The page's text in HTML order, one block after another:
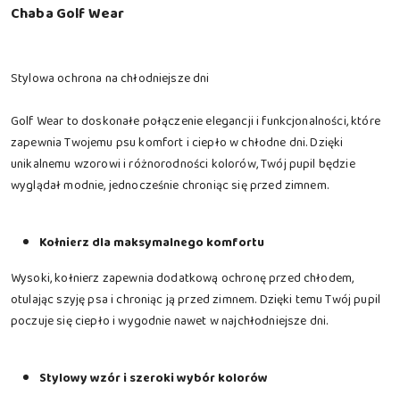
Chaba Golf Wear
Stylowa ochrona na chłodniejsze dni
Golf Wear to doskonałe połączenie elegancji i funkcjonalności, które
zapewnia Twojemu psu komfort i ciepło w chłodne dni. Dzięki
unikalnemu wzorowi i różnorodności kolorów, Twój pupil będzie
wyglądał modnie, jednocześnie chroniąc się przed zimnem.
Kołnierz dla maksymalnego komfortu
Wysoki, kołnierz zapewnia dodatkową ochronę przed chłodem,
otulając szyję psa i chroniąc ją przed zimnem. Dzięki temu Twój pupil
poczuje się ciepło i wygodnie nawet w najchłodniejsze dni.
Stylowy wzór i szeroki wybór kolorów